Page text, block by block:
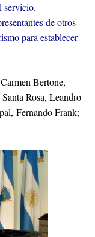
servicio.
de otros
para establecer
Bertone,
Rosa, Leandro
Fernando Frank;